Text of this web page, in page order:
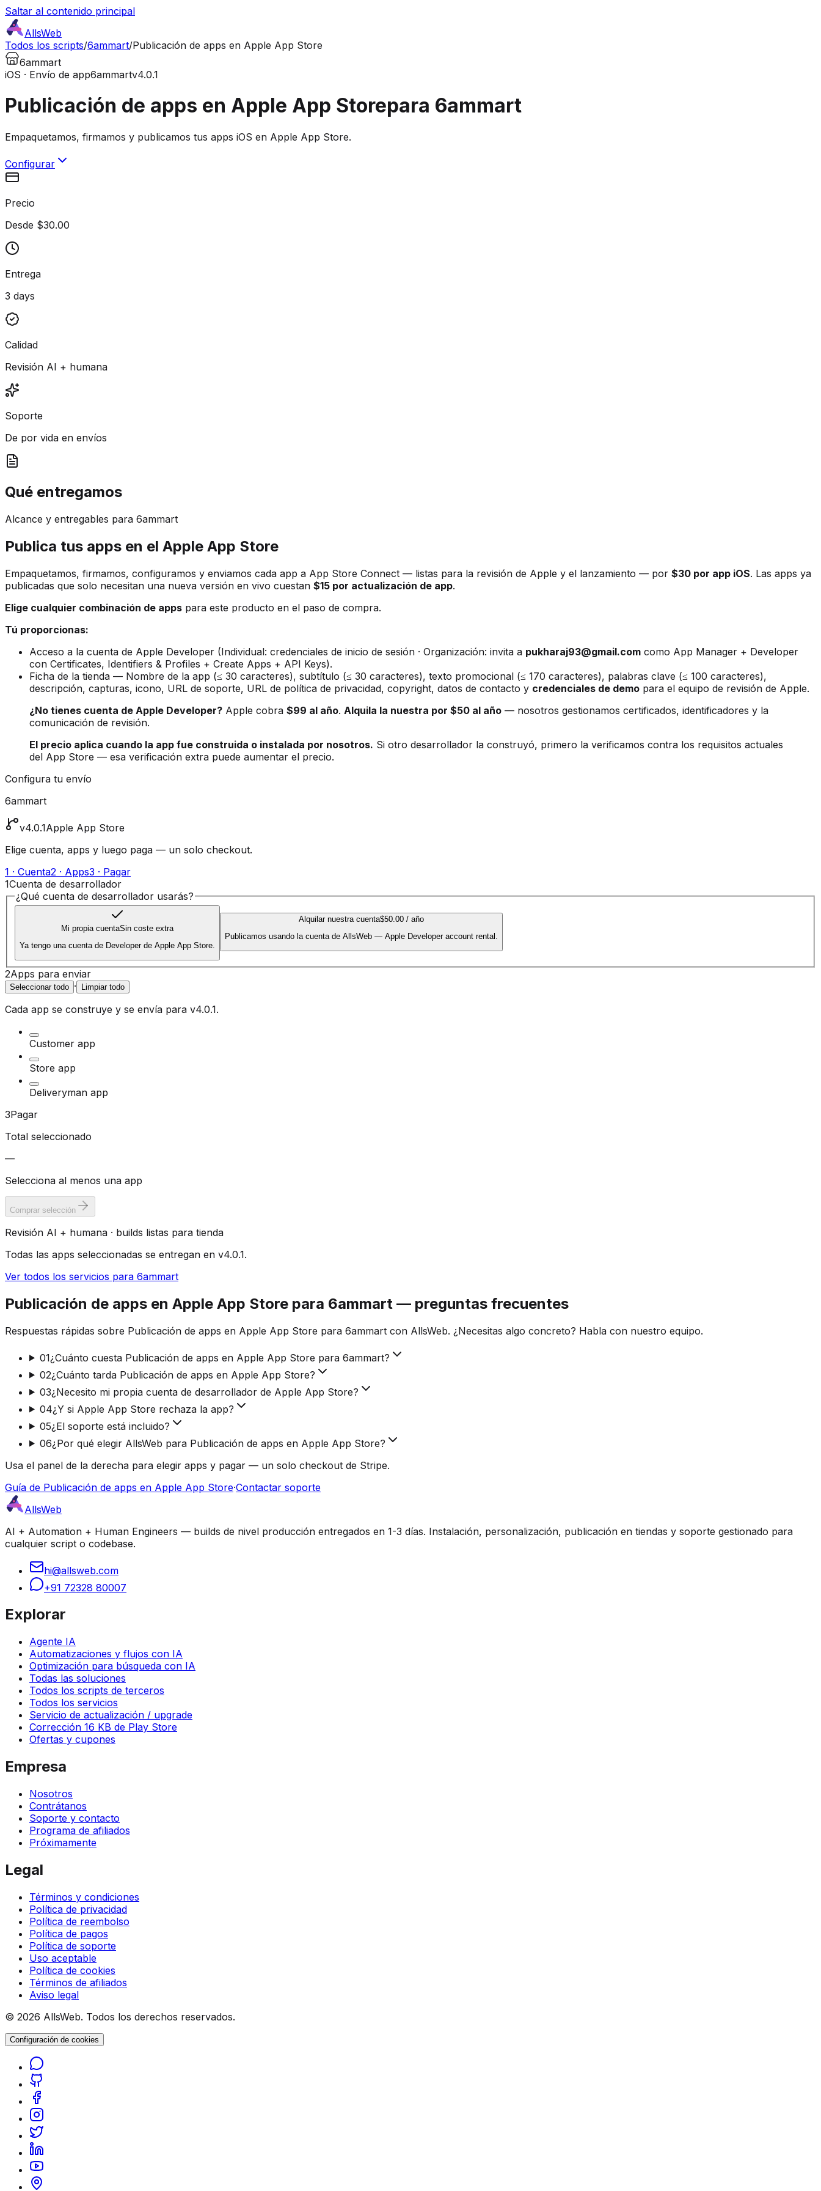
Saltar al contenido principal
AllsWeb
Todos los scripts/6ammart/Publicación de apps en Apple App Store
6ammart
iOS · Envío de app6ammartv4.0.1
Publicación de apps en Apple App Storepara 6ammart
Empaquetamos, firmamos y publicamos tus apps iOS en Apple App Store.
Configurar
Precio
Desde $30.00
Entrega
3 days
Calidad
Revisión AI + humana
Soporte
De por vida en envíos
Qué entregamos
Alcance y entregables para 6ammart
Publica tus apps en el Apple App Store
Empaquetamos, firmamos, configuramos y enviamos cada app a App Store Connect — listas para la revisión de Apple y el lanzamiento — por $30 por app iOS. Las apps ya
publicadas que solo necesitan una nueva versión en vivo cuestan $15 por actualización de app.
Elige cualquier combinación de apps para este producto en el paso de compra.
Tú proporcionas:
Acceso a la cuenta de Apple Developer (Individual: credenciales de inicio de sesión · Organización: invita a pukharaj93@gmail.com como App Manager + Developer
con Certificates, Identifiers & Profiles + Create Apps + API Keys).
Ficha de la tienda — Nombre de la app (≤ 30 caracteres), subtítulo (≤ 30 caracteres), texto promocional (≤ 170 caracteres), palabras clave (≤ 100 caracteres),
descripción, capturas, icono, URL de soporte, URL de política de privacidad, copyright, datos de contacto y credenciales de demo para el equipo de revisión de Apple.
¿No tienes cuenta de Apple Developer? Apple cobra $99 al año. Alquila la nuestra por $50 al año — nosotros gestionamos certificados, identificadores y la
comunicación de revisión.
El precio aplica cuando la app fue construida o instalada por nosotros. Si otro desarrollador la construyó, primero la verificamos contra los requisitos actuales
del App Store — esa verificación extra puede aumentar el precio.
Configura tu envío
6ammart
v4.0.1Apple App Store
Elige cuenta, apps y luego paga — un solo checkout.
1 · Cuenta2 · Apps3 · Pagar
1Cuenta de desarrollador
¿Qué cuenta de desarrollador usarás?
Mi propia cuentaSin coste extra
Ya tengo una cuenta de Developer de Apple App Store.
Alquilar nuestra cuenta$50.00 / año
Publicamos usando la cuenta de AllsWeb — Apple Developer account rental.
2Apps para enviar
Seleccionar todo · Limpiar todo
Cada app se construye y se envía para v4.0.1.
Customer app
Store app
Deliveryman app
3Pagar
Total seleccionado
—
Selecciona al menos una app
Comprar selección
Revisión AI + humana · builds listas para tienda
Todas las apps seleccionadas se entregan en v4.0.1.
Ver todos los servicios para 6ammart
Publicación de apps en Apple App Store para 6ammart — preguntas frecuentes
Respuestas rápidas sobre Publicación de apps en Apple App Store para 6ammart con AllsWeb. ¿Necesitas algo concreto? Habla con nuestro equipo.
01¿Cuánto cuesta Publicación de apps en Apple App Store para 6ammart?
02¿Cuánto tarda Publicación de apps en Apple App Store?
03¿Necesito mi propia cuenta de desarrollador de Apple App Store?
04¿Y si Apple App Store rechaza la app?
05¿El soporte está incluido?
06¿Por qué elegir AllsWeb para Publicación de apps en Apple App Store?
Usa el panel de la derecha para elegir apps y pagar — un solo checkout de Stripe.
Guía de Publicación de apps en Apple App Store·Contactar soporte
AllsWeb
AI + Automation + Human Engineers — builds de nivel producción entregados en 1-3 días. Instalación, personalización, publicación en tiendas y soporte gestionado para
cualquier script o codebase.
hi@allsweb.com
+91 72328 80007
Explorar
Agente IA
Automatizaciones y flujos con IA
Optimización para búsqueda con IA
Todas las soluciones
Todos los scripts de terceros
Todos los servicios
Servicio de actualización / upgrade
Corrección 16 KB de Play Store
Ofertas y cupones
Empresa
Nosotros
Contrátanos
Soporte y contacto
Programa de afiliados
Próximamente
Legal
Términos y condiciones
Política de privacidad
Política de reembolso
Política de pagos
Política de soporte
Uso aceptable
Política de cookies
Términos de afiliados
Aviso legal
© 2026 AllsWeb. Todos los derechos reservados.
Configuración de cookies